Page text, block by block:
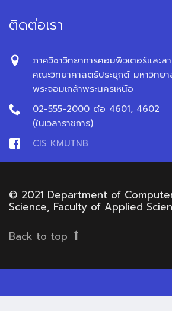
ติดต่อเรา
ภาควิชาวิทยาการคอมพิวเตอร์และส
คณะวิทยาศาสตร์ประยุกต์ มหาวิทยา
พระจอมเกล้าพระนครเหนือ
02-555-2000 ต่อ 4601, 4602
(ในเวลาราชการ)
CIS KMUTNB
© 2021 Department of
Science, Faculty of Applied
Back to top